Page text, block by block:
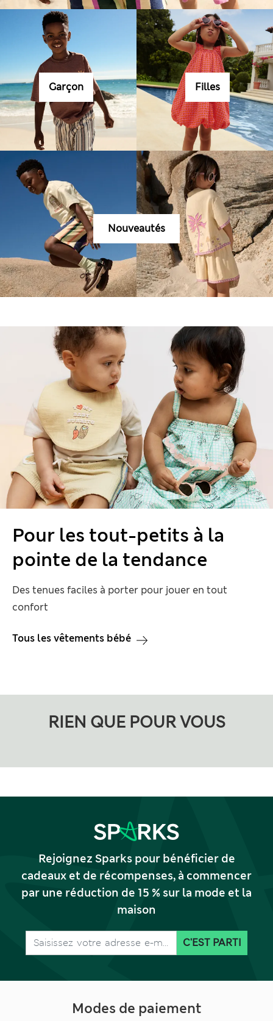
Garçon Filles
Nouveautés
Pour les tout-petits à la
pointe de la tendance
Des tenues faciles à porter pour jouer en tout
confort
Tous les vêtements bébé
RIEN QUE POUR VOUS
Rejoignez Sparks pour bénéficier de
cadeaux et de récompenses, à commencer
par une réduction de 15 % sur la mode et la
maison
C'EST PARTI
Modes de paiement